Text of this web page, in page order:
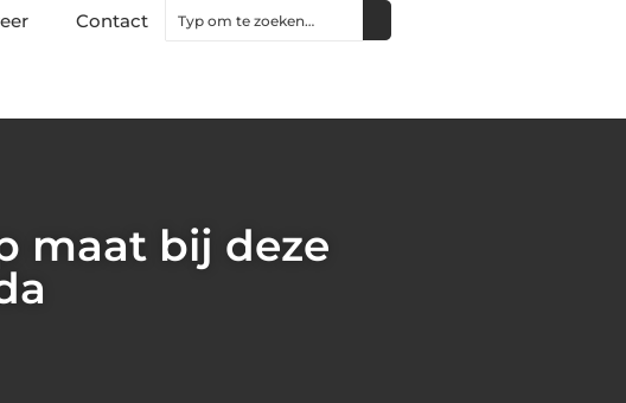
Contact
maat bij deze